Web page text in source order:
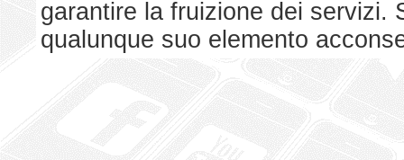
garantire la fruizione dei servizi.
qualunque suo elemento